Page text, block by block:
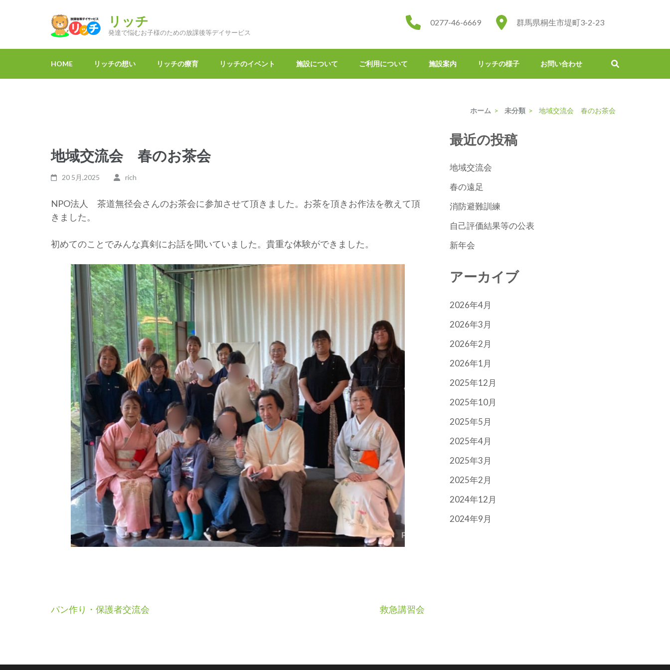
ン
リッチ
発達で悩むお子様のための放課後等デイサービス
群馬県桐生市堤町3-2-23
0277-46-6669
HOME リッチの想い リッチの療育 リッチのイベント 施設について ご利用について 施設案内 リッチの様子 お問い合わせ
ホーム > 未分類 > 地域交流会 春のお茶会
地域交流会 春のお茶会
20 5月,2025 rich
NPO法人 茶道無径会さんのお茶会に参加させて頂きました。お茶を頂きお作法を教えて頂
きました。
初めてのことでみんな真剣にお話を聞いていました。貴重な体験ができました。
投
パン作り・保護者交流会 救急講習会
最近の投稿
地域交流会
春の遠足
消防避難訓練
自己評価結果等の公表
新年会
アーカイブ
2026年4月
2026年3月
2026年2月
2026年1月
2025年12月
2025年10月
2025年5月
2025年4月
2025年3月
2025年2月
2024年12月
2024年9月